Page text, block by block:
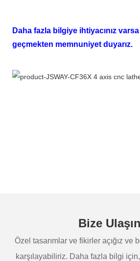
Daha fazla bilgiye ihtiyacınız
geçmekten memnuniyet duyarız.
Bize Ulaşın
Özel tasarımlar ve fikirler açığız ve
karşılayabiliriz. Daha fazla bilgi